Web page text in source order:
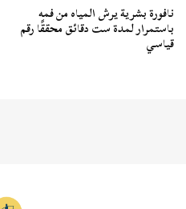
نافورة بشرية يرش المياه من فمه
باستمرار لمدة ست دقائق محققًا رقم
قياسي